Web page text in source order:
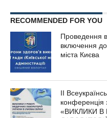
RECOMMENDED FOR YOU
Проведення
включення
міста Києва
ІІ
конференція
«ВИКЛИКИ